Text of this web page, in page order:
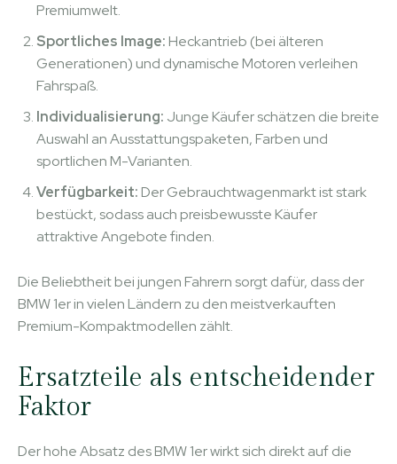
Premiumwelt.
Sportliches Image: Heckantrieb (bei älteren
Generationen) und dynamische Motoren verleihen
Fahrspaß.
Individualisierung: Junge Käufer schätzen die breite
Auswahl an Ausstattungspaketen, Farben und
sportlichen M-Varianten.
Verfügbarkeit: Der Gebrauchtwagenmarkt ist stark
bestückt, sodass auch preisbewusste Käufer
attraktive Angebote finden.
Die Beliebtheit bei jungen Fahrern sorgt dafür, dass der
BMW 1er in vielen Ländern zu den meistverkauften
Premium-Kompaktmodellen zählt.
Ersatzteile als entscheidender
Faktor
Der hohe Absatz des BMW 1er wirkt sich direkt auf die